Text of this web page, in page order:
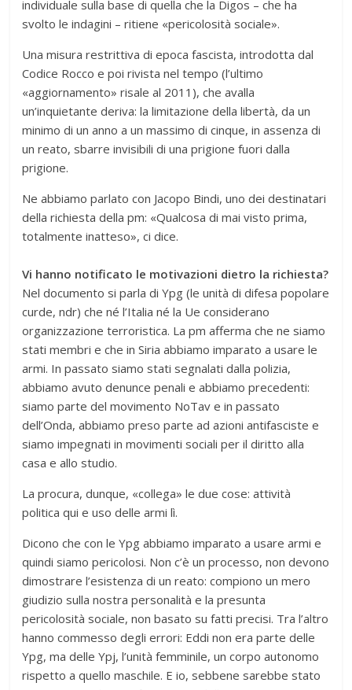
individuale sulla base di quella che la Digos – che ha
svolto le indagini – ritiene «pericolosità sociale».
Una misura restrittiva di epoca fascista, introdotta dal
Codice Rocco e poi rivista nel tempo (l’ultimo
«aggiornamento» risale al 2011), che avalla
un’inquietante deriva: la limitazione della libertà, da un
minimo di un anno a un massimo di cinque, in assenza di
un reato, sbarre invisibili di una prigione fuori dalla
prigione.
Ne abbiamo parlato con Jacopo Bindi, uno dei destinatari
della richiesta della pm: «Qualcosa di mai visto prima,
totalmente inatteso», ci dice.
Vi hanno notificato le motivazioni dietro la richiesta?
Nel documento si parla di Ypg (le unità di difesa popolare
curde, ndr) che né l’Italia né la Ue considerano
organizzazione terroristica. La pm afferma che ne siamo
stati membri e che in Siria abbiamo imparato a usare le
armi. In passato siamo stati segnalati dalla polizia,
abbiamo avuto denunce penali e abbiamo precedenti:
siamo parte del movimento NoTav e in passato
dell’Onda, abbiamo preso parte ad azioni antifasciste e
siamo impegnati in movimenti sociali per il diritto alla
casa e allo studio.
La procura, dunque, «collega» le due cose: attività
politica qui e uso delle armi lì.
Dicono che con le Ypg abbiamo imparato a usare armi e
quindi siamo pericolosi. Non c’è un processo, non devono
dimostrare l’esistenza di un reato: compiono un mero
giudizio sulla nostra personalità e la presunta
pericolosità sociale, non basato su fatti precisi. Tra l’altro
hanno commesso degli errori: Eddi non era parte delle
Ypg, ma delle Ypj, l’unità femminile, un corpo autonomo
rispetto a quello maschile. E io, sebbene sarebbe stato